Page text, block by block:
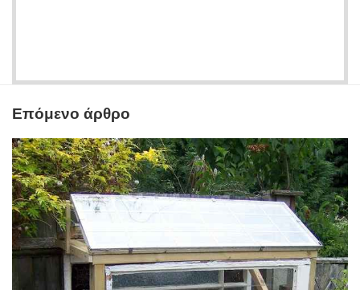
Επόμενο άρθρο